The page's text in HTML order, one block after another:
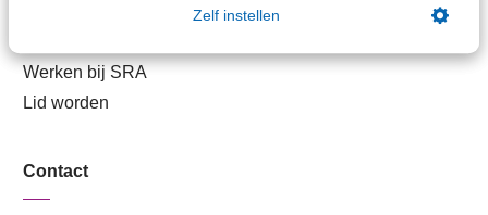
Zelf instellen
Veilig bestanden delen
Werken bij SRA
Lid worden
Contact